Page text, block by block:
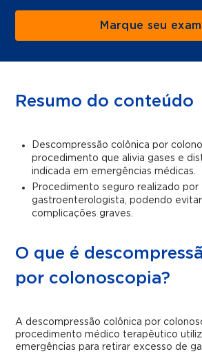
Marque seu
Resumo do conteúdo
Descompressão colônica por
procedimento que alivia gases e
indicada em emergências médicas.
Procedimento seguro realizado por
gastroenterologista, podendo
complicações graves.
O que é
por colonoscopia?
A descompressão colônica por
procedimento médico terapêutico
emergências para retirar excesso de